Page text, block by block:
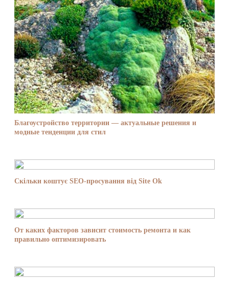
Благоустройство территории — актуальные решения и
модные тенденции для стил
Скільки коштує SEO-просування від Site Ok
От каких факторов зависит стоимость ремонта и как
правильно оптимизировать